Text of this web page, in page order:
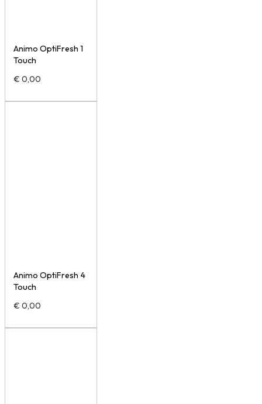
Animo OptiFresh 1
Touch
€ 0,00
Animo OptiFresh 4
Touch
€ 0,00